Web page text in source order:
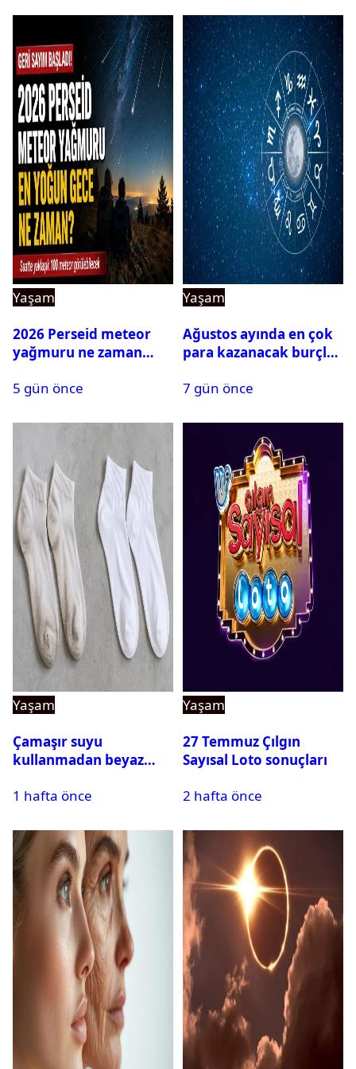
Yaşam
2026 Perseid meteor
yağmuru ne zaman
5 gün önce
Yaşam
Ağustos ayında en çok
para kazanacak burçlar
7 gün önce
Yaşam
Çamaşır suyu
kullanmadan beyaz
yapan doğal yöntem
1 hafta önce
Yaşam
27 Temmuz Çılgın
Sayısal Loto sonuçları
2 hafta önce